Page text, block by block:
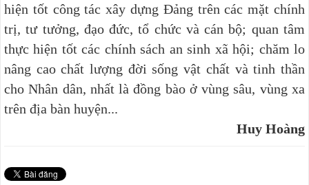
hiện tốt công tác xây dựng Đảng trên các mặt chính
trị, tư tưởng, đạo đức, tổ chức và cán bộ; quan tâm
thực hiện tốt các chính sách an sinh xã hội; chăm lo
nâng cao chất lượng đời sống vật chất và tinh thần
cho Nhân dân, nhất là đồng bào ở vùng sâu, vùng xa
trên địa bàn huyện...
Huy Hoàng